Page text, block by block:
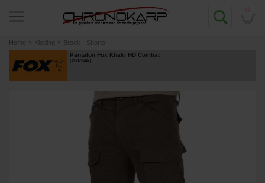
Home » Kleding » Broek - Shorts
Pantalon Fox Khaki HD Combat
[268794A]